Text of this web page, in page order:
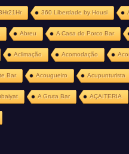
360 Liberdade by Housi
Abreu A Casa do Porco Bar
Aclimação Acomodação
Bar Acougueiro Acupunturista
A Gruta Bar AÇAITERIA